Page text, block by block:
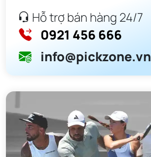
Hỗ trợ bán hàng 24/7
0921 456 666
info@pickzone.vn